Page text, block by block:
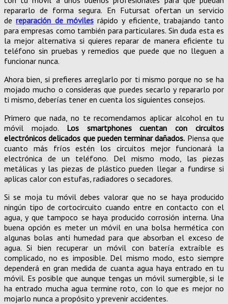
repararlo de forma segura. En Futursat ofertan un servicio
dereparación de móvilesrápido y eficiente, trabajando tanto
para empresas como también para particulares. Sin duda esta es
la mejor alternativa si quieres reparar de manera eficiente tu
teléfono sin pruebas y remedios que puede que no lleguen a
funcionar nunca.
Ahora bien, si prefieres arreglarlo por ti mismo porque no se ha
mojado mucho o consideras que puedes secarlo y repararlo por
ti mismo, deberías tener en cuenta los siguientes consejos.
Primero que nada, no te recomendamos aplicar alcohol en tu
móvil mojado. Los smartphones cuentan con circuitos
electrónicos delicados que pueden terminar dañados. Piensa que
cuanto más fríos estén los circuitos mejor funcionará la
electrónica de un teléfono. Del mismo modo, las piezas
metálicas y las piezas de plástico pueden llegar a fundirse si
aplicas calor con estufas, radiadores o secadores.
Si se moja tu móvil debes valorar que no se haya producido
ningún tipo de cortocircuito cuando entre en contacto con el
agua, y que tampoco se haya producido corrosión interna. Una
buena opción es meter un móvil en una bolsa hermética con
algunas bolas anti humedad para que absorban el exceso de
agua. Si bien recuperar un móvil con batería extraíble es
complicado, no es imposible. Del mismo modo, esto siempre
dependerá en gran medida de cuanta agua haya entrado en tu
móvil. Es posible que aunque tengas un móvil sumergible, si le
ha entrado mucha agua termine roto, con lo que es mejor no
mojarlo nunca a propósito y prevenir accidentes.